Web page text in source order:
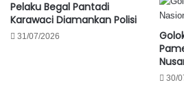
Pelaku Begal Pantadi
Karawaci Diamankan Polisi
31/07/2026
30/